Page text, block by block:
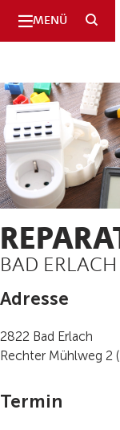
MENÜ SUCHE
BAD ERLACH
Adresse
2822 Bad Erlach
Rechter Mühlweg 2
Termin